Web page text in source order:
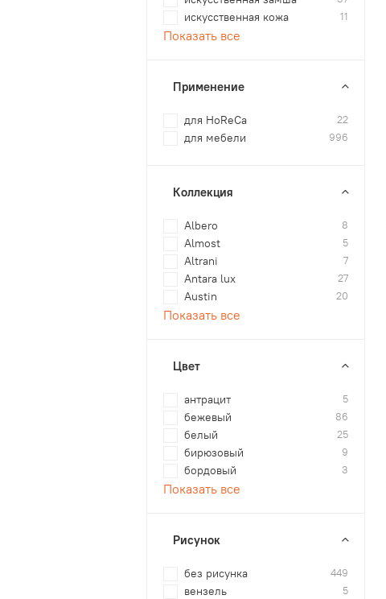
искусственная кожа 11
Показать все
Применение
для HoReCa 22
для мебели 996
Коллекция
Albero 8
Almost 5
Altrani 7
Antara lux 27
Austin 20
Показать все
Цвет
антрацит 5
бежевый 86
белый 25
бирюзовый 9
бордовый 3
Показать все
Рисунок
без рисунка 449
вензель 5